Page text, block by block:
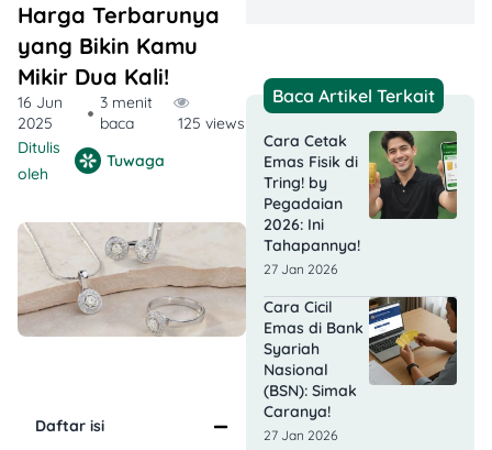
Harga Terbarunya
yang Bikin Kamu
Mikir Dua Kali!
16 Jun
2025
3 menit
baca
125 views
Ditulis
oleh
Tuwaga
Daftar isi
Baca Artikel Terkait
Cara Cetak
Emas Fisik di
Tring! by
Pegadaian
2026: Ini
Tahapannya!
27 Jan 2026
Cara Cicil
Emas di Bank
Syariah
Nasional
(BSN): Simak
Caranya!
27 Jan 2026